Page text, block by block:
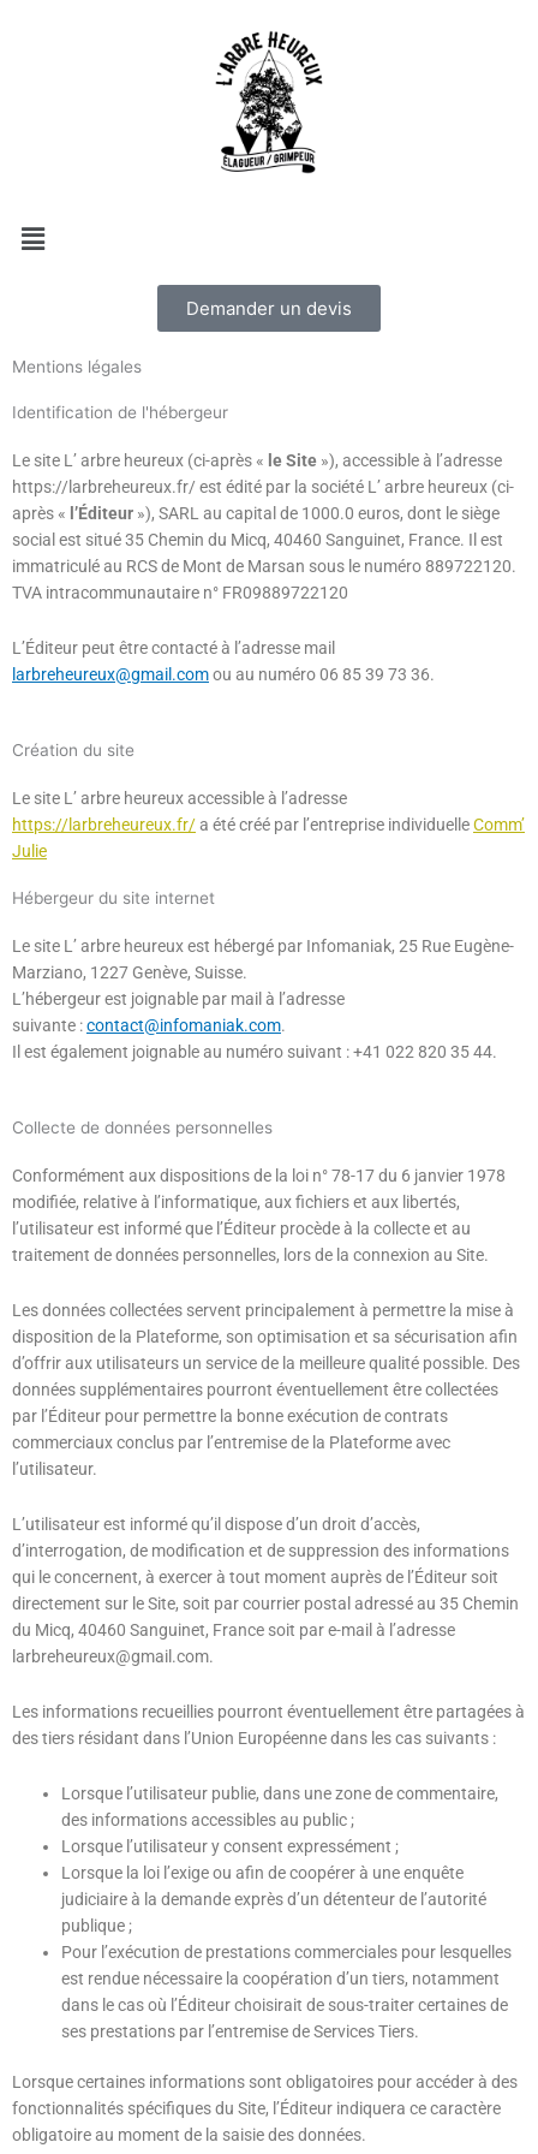
Menu
Demander un devis
Mentions légales
Identification de l'hébergeur
Le site L’ arbre heureux (ci-après « le Site »), accessible à l’adresse
https://larbreheureux.fr/ est édité par la société L’ arbre heureux (ci-
après « l’Éditeur »), SARL au capital de 1000.0 euros, dont le siège
social est situé 35 Chemin du Micq, 40460 Sanguinet, France. Il est
immatriculé au RCS de Mont de Marsan sous le numéro 889722120.
TVA intracommunautaire n° FR09889722120
L’Éditeur peut être contacté à l’adresse mail
larbreheureux@gmail.comou au numéro 06 85 39 73 36.
Création du site
Le site L’ arbre heureux accessible à l’adresse
https://larbreheureux.fr/a été créé par l’entreprise individuelleComm’
Julie
Hébergeur du site internet
Le site L’ arbre heureux est hébergé par Infomaniak, 25 Rue Eugène-
Marziano, 1227 Genève, Suisse.
L’hébergeur est joignable par mail à l’adresse
suivante :contact@infomaniak.com.
Il est également joignable au numéro suivant : +41 022 820 35 44.
Collecte de données personnelles
Conformément aux dispositions de la loi n° 78-17 du 6 janvier 1978
modifiée, relative à l’informatique, aux fichiers et aux libertés,
l’utilisateur est informé que l’Éditeur procède à la collecte et au
traitement de données personnelles, lors de la connexion au Site.
Les données collectées servent principalement à permettre la mise à
disposition de la Plateforme, son optimisation et sa sécurisation afin
d’offrir aux utilisateurs un service de la meilleure qualité possible. Des
données supplémentaires pourront éventuellement être collectées
par l’Éditeur pour permettre la bonne exécution de contrats
commerciaux conclus par l’entremise de la Plateforme avec
l’utilisateur.
L’utilisateur est informé qu’il dispose d’un droit d’accès,
d’interrogation, de modification et de suppression des informations
qui le concernent, à exercer à tout moment auprès de l’Éditeur soit
directement sur le Site, soit par courrier postal adressé au 35 Chemin
du Micq, 40460 Sanguinet, France soit par e-mail à l’adresse
larbreheureux@gmail.com.
Les informations recueillies pourront éventuellement être partagées à
des tiers résidant dans l’Union Européenne dans les cas suivants :
Lorsque l’utilisateur publie, dans une zone de commentaire,
des informations accessibles au public ;
Lorsque l’utilisateur y consent expressément ;
Lorsque la loi l’exige ou afin de coopérer à une enquête
judiciaire à la demande exprès d’un détenteur de l’autorité
publique ;
Pour l’exécution de prestations commerciales pour lesquelles
est rendue nécessaire la coopération d’un tiers, notamment
dans le cas où l’Éditeur choisirait de sous-traiter certaines de
ses prestations par l’entremise de Services Tiers.
Lorsque certaines informations sont obligatoires pour accéder à des
fonctionnalités spécifiques du Site, l’Éditeur indiquera ce caractère
obligatoire au moment de la saisie des données.